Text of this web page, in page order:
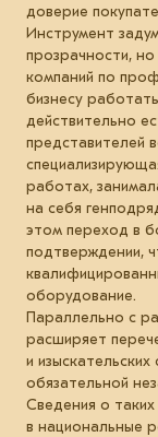
доверие
Инструмент
прозрачности,
компаний по
бизнесу
действительно
представителей
работах,
на себя
этом переход в
подтверждении,
оборудование.
Параллельно с
расширяет
и
обязательной
Сведения о
в